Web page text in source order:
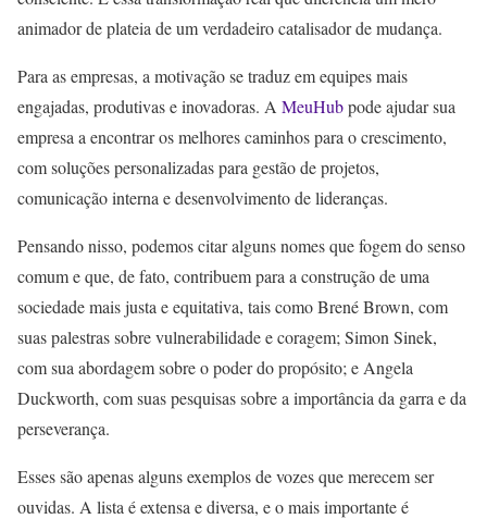
animador de plateia de um verdadeiro catalisador de mudança.
Para as empresas, a motivação se traduz em equipes mais
engajadas, produtivas e inovadoras. A MeuHubpode ajudar sua
empresa a encontrar os melhores caminhos para o crescimento,
com soluções personalizadas para gestão de projetos,
comunicação interna e desenvolvimento de lideranças.
Pensando nisso, podemos citar alguns nomes que fogem do senso
comum e que, de fato, contribuem para a construção de uma
sociedade mais justa e equitativa, tais como Brené Brown, com
suas palestras sobre vulnerabilidade e coragem; Simon Sinek,
com sua abordagem sobre o poder do propósito; e Angela
Duckworth, com suas pesquisas sobre a importância da garra e da
perseverança.
Esses são apenas alguns exemplos de vozes que merecem ser
ouvidas. A lista é extensa e diversa, e o mais importante é